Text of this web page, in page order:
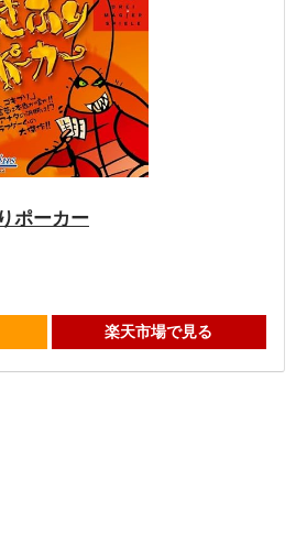
ポーカー
楽天市場で見る